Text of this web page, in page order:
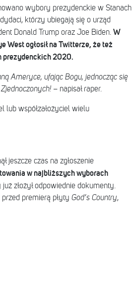
wybory prezydenckie w Stanach
którzy ubiegają się o urząd
Donald Trump oraz Joe Biden. W
West ogłosił na Twitterze, że też
prezydenckich 2020.
Ameryce, ufając Bogu, jednocząc się
– napisał raper.
lub współzałożyciel wielu
jeszcze czas na zgłoszenie
w najbliższych wyborach
złożył odpowiednie dokumenty.
premierą płyty God’s Country,